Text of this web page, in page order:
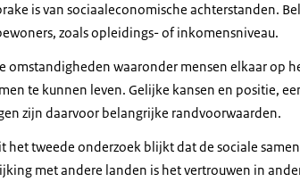
is van sociaaleconomische achterstanden.
zoals opleidings- of inkomensniveau.
omstandigheden waaronder mensen elkaar op
te kunnen leven. Gelijke kansen en positie,
zijn daarvoor belangrijke randvoorwaarden.
het tweede onderzoek blijkt dat de sociale
met andere landen is het vertrouwen in